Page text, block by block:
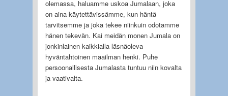
olemassa, haluamme uskoa Jumalaan, joka
on aina käytettävissämme, kun häntä
tarvitsemme ja joka tekee niinkuin odotamme
hänen tekevän. Kai meidän monen Jumala on
jonkinlainen kaikkialla läsnäoleva
hyväntahtoinen maailman henki. Puhe
persoonallisesta Jumalasta tuntuu niin kovalta
ja vaativalta.